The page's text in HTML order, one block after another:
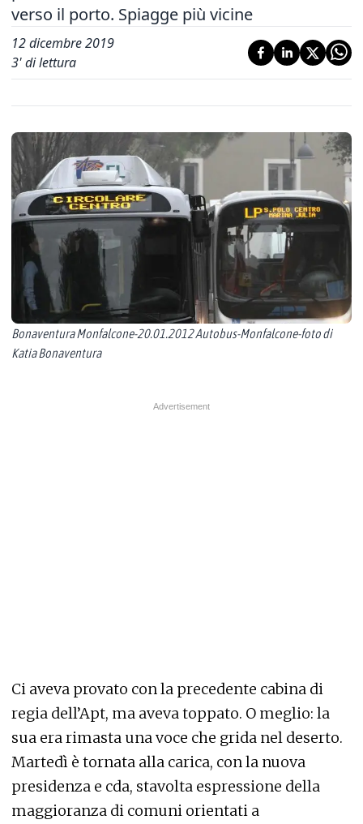
verso il porto. Spiagge più vicine
12 dicembre 2019
3' di lettura
Bonaventura Monfalcone-20.01.2012 Autobus-Monfalcone-foto di
Katia Bonaventura
Ci aveva provato con la precedente cabina di
regia dell’Apt, ma aveva toppato. O meglio: la
sua era rimasta una voce che grida nel deserto.
Martedì è tornata alla carica, con la nuova
presidenza e cda, stavolta espressione della
maggioranza di comuni orientati a